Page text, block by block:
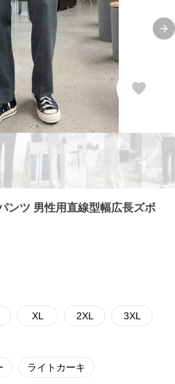
ンツ 男性用直線型幅広長ズボ
XL 2XL 3XL
ライトカーキ